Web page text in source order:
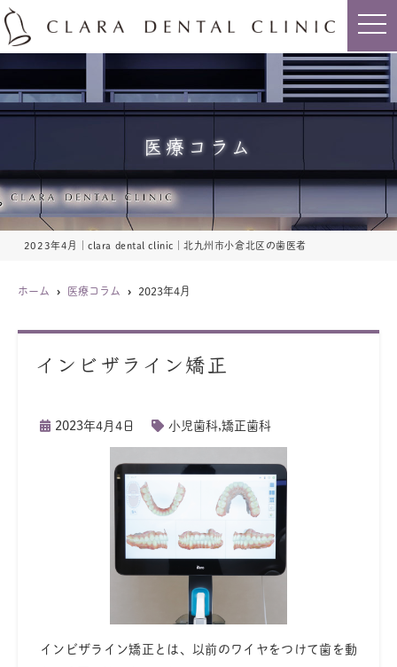
医療コラム
2023年4月｜clara dental clinic｜北九州市小倉北区の歯医者
t
o
g
l
e
n
a
a
t
i
n
ホーム 医療コラム 2023年4月
インビザライン矯正
2023年4月4日 小児歯科,矯正歯科
インビザライン矯正とは、以前のワイヤをつけて歯を動